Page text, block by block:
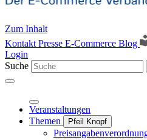
Zum Inhalt
Kontakt Presse E-Commerce Blog
Login
Suche
Veranstaltungen
Themen
Pfeil Knopf